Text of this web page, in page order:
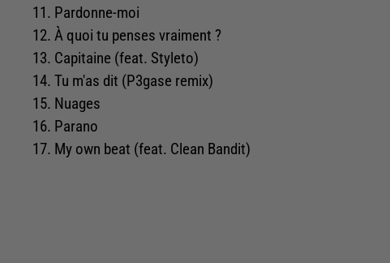
11. Pardonne-moi
12. À quoi tu penses vraiment ?
13. Capitaine (feat. Styleto)
14. Tu m'as dit (P3gase remix)
15. Nuages
16. Parano
17. My own beat (feat. Clean Bandit)